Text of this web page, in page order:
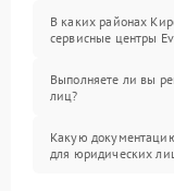
В каких районах
сервисные центры
Выполняете ли вы
лиц?
Какую
для юридических